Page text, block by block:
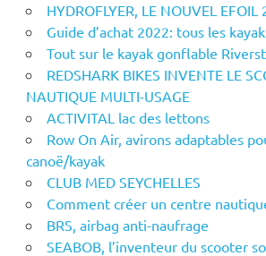
HYDROFLYER, LE NOUVEL EFOIL
Guide d’achat 2022: tous les
Tout sur le kayak gonflable
REDSHARK BIKES INVENTE LE
NAUTIQUE MULTI-USAGE
ACTIVITAL lac des lettons
Row On Air, avirons adaptables
canoë/kayak
CLUB MED SEYCHELLES
Comment créer un centre
BRS, airbag anti-naufrage
SEABOB, l’inventeur du scooter